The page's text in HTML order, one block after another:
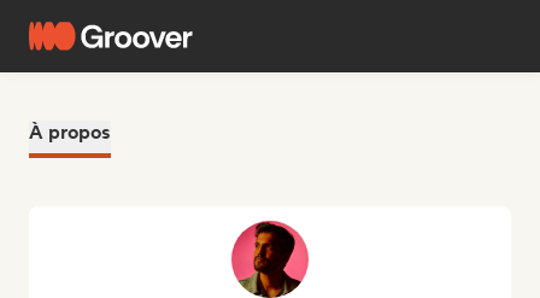
À propos